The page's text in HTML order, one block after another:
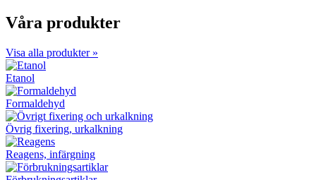
Våra produkter
Visa alla produkter »
Etanol
Formaldehyd
Övrig fixering, urkalkning
Reagens, infärgning